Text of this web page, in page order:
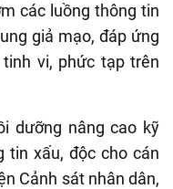
các luồng thông tin
giả mạo, đáp ứng
vi, phức tạp trên
dưỡng nâng cao kỹ
tin xấu, độc cho cán
Cảnh sát nhân dân,